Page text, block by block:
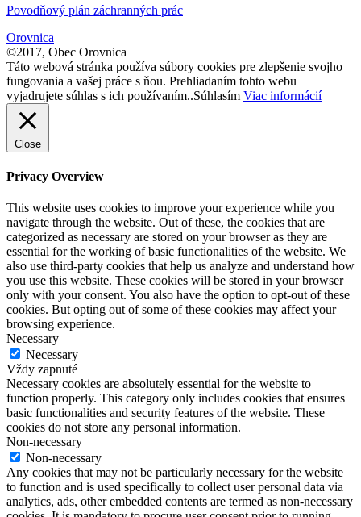
Povodňový plán záchranných prác
Orovnica
©2017, Obec Orovnica
Táto webová stránka používa súbory cookies pre zlepšenie svojho
fungovania a vašej práce s ňou. Prehliadaním tohto webu
vyjadrujete súhlas s ich používaním..Súhlasím Viac informácií
Close
Privacy Overview
This website uses cookies to improve your experience while you
navigate through the website. Out of these, the cookies that are
categorized as necessary are stored on your browser as they are
essential for the working of basic functionalities of the website. We
also use third-party cookies that help us analyze and understand how
you use this website. These cookies will be stored in your browser
only with your consent. You also have the option to opt-out of these
cookies. But opting out of some of these cookies may affect your
browsing experience.
Necessary
Necessary
Vždy zapnuté
Necessary cookies are absolutely essential for the website to
function properly. This category only includes cookies that ensures
basic functionalities and security features of the website. These
cookies do not store any personal information.
Non-necessary
Non-necessary
Any cookies that may not be particularly necessary for the website
to function and is used specifically to collect user personal data via
analytics, ads, other embedded contents are termed as non-necessary